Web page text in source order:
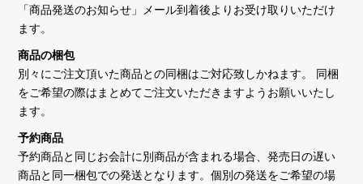
「商品発送のお知らせ」メール到着後よりお受け取りいただけ
ます。
商品の梱包
別々にご注文頂いた商品との同梱はご対応致しかねます。 同梱
をご希望の際はまとめてご注文いただきますようお願いいたし
ます。
予約商品
予約商品と同じお会計に別商品が含まれる場合、発売日の遅い
商品と同一梱包での発送となります。個別の発送をご希望の場